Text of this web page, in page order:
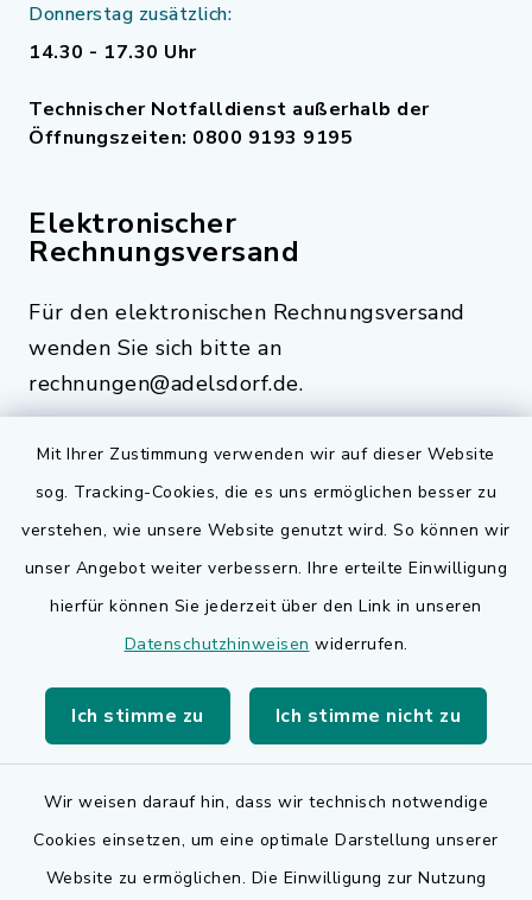
Mit Ihrer Zustimmung verwenden wir auf dieser Website
sog. Tracking-Cookies, die es uns ermöglichen besser zu
verstehen, wie unsere Website genutzt wird. So können wir
unser Angebot weiter verbessern. Ihre erteilte Einwilligung
hierfür können Sie jederzeit über den Link in unseren
Datenschutzhinweisen widerrufen.
Ich stimme zu Ich stimme nicht zu
Wir weisen darauf hin, dass wir technisch notwendige
Cookies einsetzen, um eine optimale Darstellung unserer
Website zu ermöglichen. Die Einwilligung zur Nutzung
Donnerstag zusätzlich:
14.30 - 17.30 Uhr
Technischer Notfalldienst außerhalb der
Öffnungszeiten: 0800 9193 9195
Elektronischer
Rechnungsversand
Für den elektronischen Rechnungsversand
wenden Sie sich bitte an
rechnungen@adelsdorf.de.
Quicklinks
Bauen in Adelsdorf
BayernPortal
Landkreis Erlangen-Höchstadt